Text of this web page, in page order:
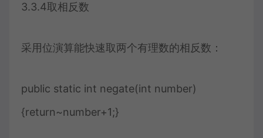
3.3.4取相反数
采用位演算能快速取两个有理数的相反数：
public static int negate(int number)
{return~number+1;}